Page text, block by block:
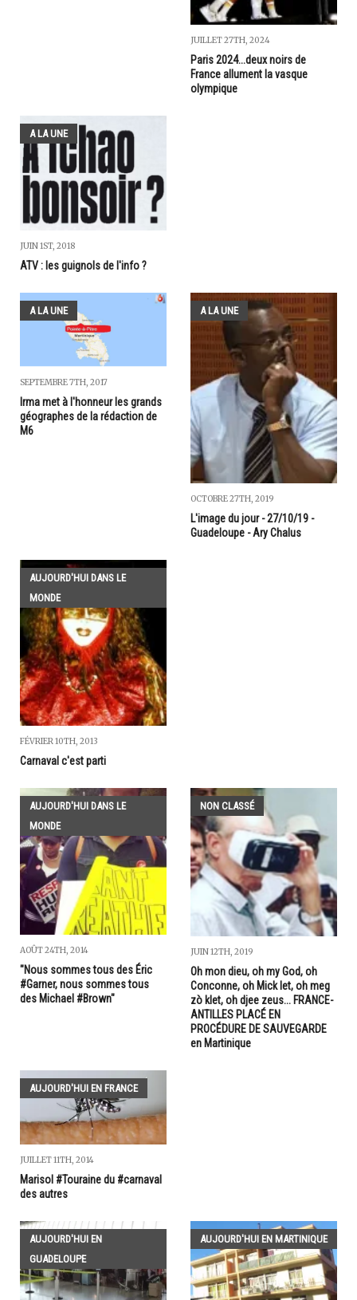
JUILLET 27TH, 2024
Paris 2024...deux noirs de
France allument la vasque
olympique
A LA UNE
JUIN 1ST, 2018
ATV : les guignols de l'info ?
A LA UNE
SEPTEMBRE 7TH, 2017
Irma met à l'honneur les grands
géographes de la rédaction de
M6
A LA UNE
OCTOBRE 27TH, 2019
L'image du jour - 27/10/19 -
Guadeloupe - Ary Chalus
AUJOURD'HUI DANS LE
MONDE
FÉVRIER 10TH, 2013
Carnaval c'est parti
AUJOURD'HUI DANS LE
MONDE
AOÛT 24TH, 2014
"Nous sommes tous des Éric
#Garner, nous sommes tous
des Michael #Brown"
NON CLASSÉ
JUIN 12TH, 2019
Oh mon dieu, oh my God, oh
Conconne, oh Mick let, oh meg
zò klet, oh djee zeus... FRANCE-
ANTILLES PLACÉ EN
PROCÉDURE DE SAUVEGARDE
en Martinique
AUJOURD'HUI EN FRANCE
JUILLET 11TH, 2014
Marisol #Touraine du #carnaval
des autres
AUJOURD'HUI EN
GUADELOUPE
AUJOURD'HUI EN MARTINIQUE